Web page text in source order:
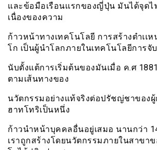
และข้อมือเรือนเเรกของญี่ปุ่น มันได้จุดไ
เนื่องของความ
ก้าวหน้าทางเทคโนโลยี การสร้างตำเเ
โก เป็นผู้นำโลกภายในเทคโนโลยีการจับ
นับตั้งแต้การเริ่มต้นของมันเมื่อ ค.ศ
ตามเส้นทางของ
นวัตกรรมอย่างแท้จริงต่อปรัชญ่ชาของ
ฮาทโทริเป็นหนึ่ง
ก้าวนำหน้าบุคคลอื่นอยู่เสมอ นานกว่า
เราถูกสร้างโดยนวัตกรรมภายในสาขา